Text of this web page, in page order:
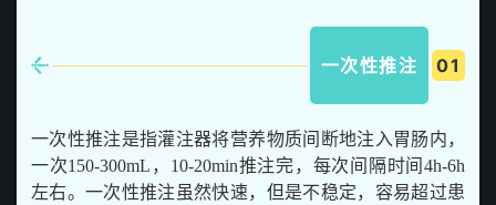
一次性推注 01
一次性推注是指灌注器将营养物质间断地注入胃肠内，
一次150-300mL，10-20min推注完，每次间隔时间4h-6h
左右。一次性推注虽然快速，但是不稳定，容易超过患